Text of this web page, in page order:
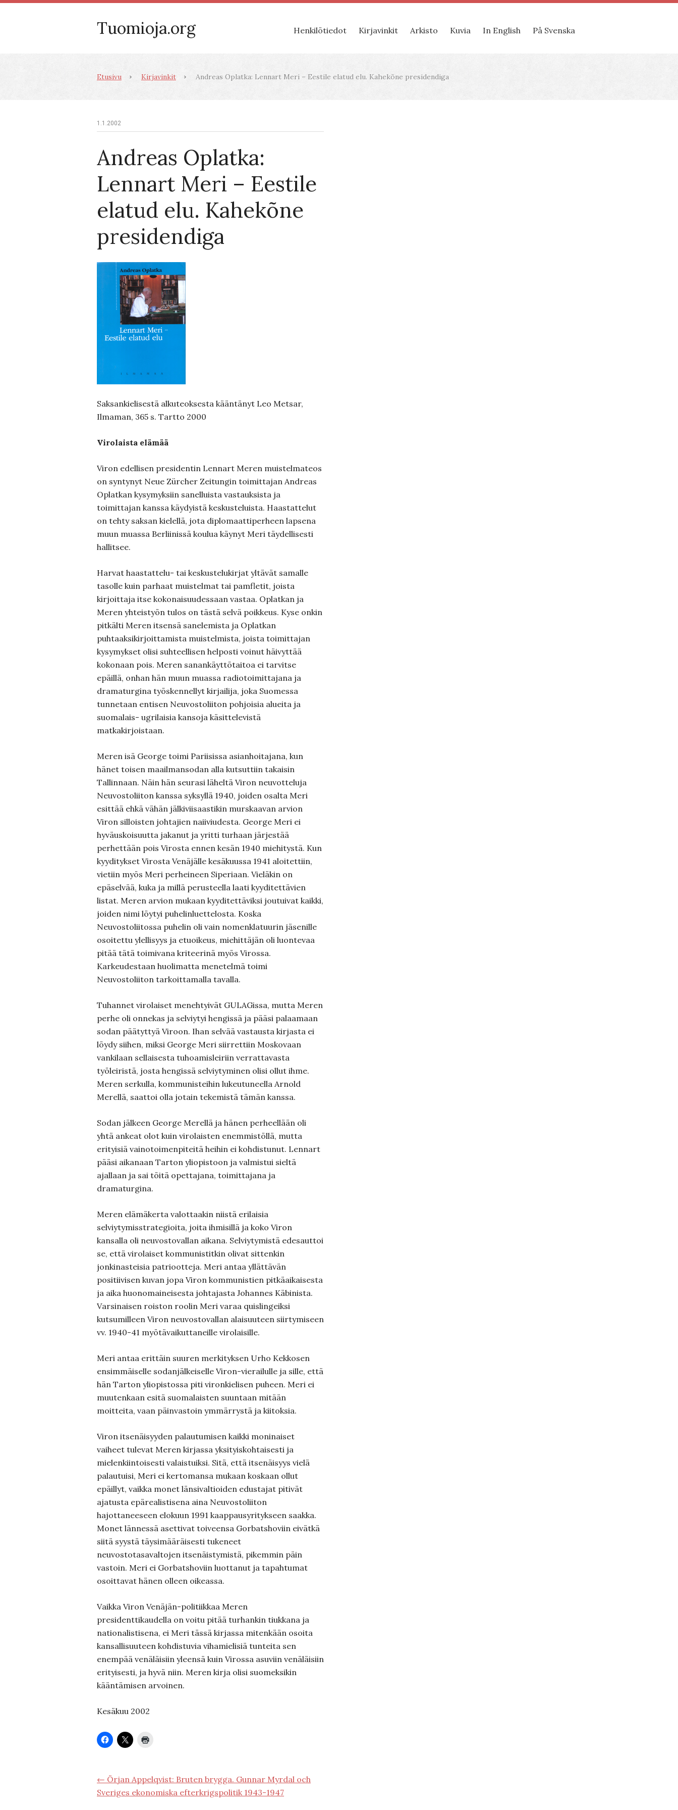
Tuomioja.org Henkilötiedot Kirjavinkit Arkisto Kuvia In English På Svenska
Etusivu Kirjavinkit Andreas Oplatka: Lennart Meri – Eestile elatud elu. Kahekõne presidendiga
1.1.2002
Andreas Oplatka:
Lennart Meri – Eestile
elatud elu. Kahekõne
presidendiga
Saksankielisestä alkuteoksesta kääntänyt Leo Metsar,
Ilmaman, 365 s. Tartto 2000
Virolaista elämää
Viron edellisen presidentin Lennart Meren muistelmateos
on syntynyt Neue Zürcher Zeitungin toimittajan Andreas
Oplatkan kysymyksiin sanelluista vastauksista ja
toimittajan kanssa käydyistä keskusteluista. Haastattelut
on tehty saksan kielellä, jota diplomaattiperheen lapsena
muun muassa Berliinissä koulua käynyt Meri täydellisesti
hallitsee.
Harvat haastattelu- tai keskustelukirjat yltävät samalle
tasolle kuin parhaat muistelmat tai pamfletit, joista
kirjoittaja itse kokonaisuudessaan vastaa. Oplatkan ja
Meren yhteistyön tulos on tästä selvä poikkeus. Kyse onkin
pitkälti Meren itsensä sanelemista ja Oplatkan
puhtaaksikirjoittamista muistelmista, joista toimittajan
kysymykset olisi suhteellisen helposti voinut häivyttää
kokonaan pois. Meren sanankäyttötaitoa ei tarvitse
epäillä, onhan hän muun muassa radiotoimittajana ja
dramaturgina työskennellyt kirjailija, joka Suomessa
tunnetaan entisen Neuvostoliiton pohjoisia alueita ja
suomalais- ugrilaisia kansoja käsittelevistä
matkakirjoistaan.
Meren isä George toimi Pariisissa asianhoitajana, kun
hänet toisen maailmansodan alla kutsuttiin takaisin
Tallinnaan. Näin hän seurasi läheltä Viron neuvotteluja
Neuvostoliiton kanssa syksyllä 1940, joiden osalta Meri
esittää ehkä vähän jälkiviisaastikin murskaavan arvion
Viron silloisten johtajien naiiviudesta. George Meri ei
hyväuskoisuutta jakanut ja yritti turhaan järjestää
perhettään pois Virosta ennen kesän 1940 miehitystä. Kun
kyyditykset Virosta Venäjälle kesäkuussa 1941 aloitettiin,
vietiin myös Meri perheineen Siperiaan. Vieläkin on
epäselvää, kuka ja millä perusteella laati kyyditettävien
listat. Meren arvion mukaan kyyditettäviksi joutuivat kaikki,
joiden nimi löytyi puhelinluettelosta. Koska
Neuvostoliitossa puhelin oli vain nomenklatuurin jäsenille
osoitettu ylellisyys ja etuoikeus, miehittäjän oli luontevaa
pitää tätä toimivana kriteerinä myös Virossa.
Karkeudestaan huolimatta menetelmä toimi
Neuvostoliiton tarkoittamalla tavalla.
Tuhannet virolaiset menehtyivät GULAGissa, mutta Meren
perhe oli onnekas ja selviytyi hengissä ja pääsi palaamaan
sodan päätyttyä Viroon. Ihan selvää vastausta kirjasta ei
löydy siihen, miksi George Meri siirrettiin Moskovaan
vankilaan sellaisesta tuhoamisleiriin verrattavasta
työleiristä, josta hengissä selviytyminen olisi ollut ihme.
Meren serkulla, kommunisteihin lukeutuneella Arnold
Merellä, saattoi olla jotain tekemistä tämän kanssa.
Sodan jälkeen George Merellä ja hänen perheellään oli
yhtä ankeat olot kuin virolaisten enemmistöllä, mutta
erityisiä vainotoimenpiteitä heihin ei kohdistunut. Lennart
pääsi aikanaan Tarton yliopistoon ja valmistui sieltä
ajallaan ja sai töitä opettajana, toimittajana ja
dramaturgina.
Meren elämäkerta valottaakin niistä erilaisia
selviytymisstrategioita, joita ihmisillä ja koko Viron
kansalla oli neuvostovallan aikana. Selviytymistä edesauttoi
se, että virolaiset kommunistitkin olivat sittenkin
jonkinasteisia patriootteja. Meri antaa yllättävän
positiivisen kuvan jopa Viron kommunistien pitkäaikaisesta
ja aika huonomaineisesta johtajasta Johannes Käbinista.
Varsinaisen roiston roolin Meri varaa quislingeiksi
kutsumilleen Viron neuvostovallan alaisuuteen siirtymiseen
vv. 1940-41 myötävaikuttaneille virolaisille.
Meri antaa erittäin suuren merkityksen Urho Kekkosen
ensimmäiselle sodanjälkeiselle Viron-vierailulle ja sille, että
hän Tarton yliopistossa piti vironkielisen puheen. Meri ei
muutenkaan esitä suomalaisten suuntaan mitään
moitteita, vaan päinvastoin ymmärrystä ja kiitoksia.
Viron itsenäisyyden palautumisen kaikki moninaiset
vaiheet tulevat Meren kirjassa yksityiskohtaisesti ja
mielenkiintoisesti valaistuiksi. Sitä, että itsenäisyys vielä
palautuisi, Meri ei kertomansa mukaan koskaan ollut
epäillyt, vaikka monet länsivaltioiden edustajat pitivät
ajatusta epärealistisena aina Neuvostoliiton
hajottaneeseen elokuun 1991 kaappausyritykseen saakka.
Monet lännessä asettivat toiveensa Gorbatshoviin eivätkä
siitä syystä täysimääräisesti tukeneet
neuvostotasavaltojen itsenäistymistä, pikemmin päin
vastoin. Meri ei Gorbatshoviin luottanut ja tapahtumat
osoittavat hänen olleen oikeassa.
Vaikka Viron Venäjän-politiikkaa Meren
presidenttikaudella on voitu pitää turhankin tiukkana ja
nationalistisena, ei Meri tässä kirjassa mitenkään osoita
kansallisuuteen kohdistuvia vihamielisiä tunteita sen
enempää venäläisiin yleensä kuin Virossa asuviin venäläisiin
erityisesti, ja hyvä niin. Meren kirja olisi suomeksikin
kääntämisen arvoinen.
Kesäkuu 2002
← Örjan Appelqvist: Bruten brygga. Gunnar Myrdal och
Sveriges ekonomiska efterkrigspolitik 1943-1947